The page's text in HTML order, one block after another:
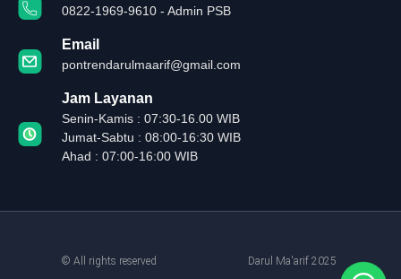
0822-1969-9610 - Admin PSB
Email
pontrendarulmaarif@gmail.com
Jam Layanan
Senin-Kamis : 07:30-16.00 WIB
Jumat-Sabtu : 08:00-16:30 WIB
Ahad : 07:00-16:00 WIB
© All rights reserved Darul Ma'arif 2025